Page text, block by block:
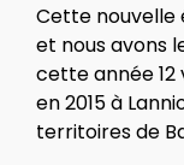
Cette nouvelle
et nous avons
cette année 12
en 2015 à
territoires de